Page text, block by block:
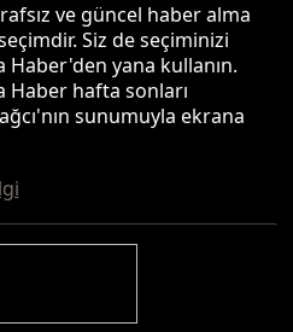
ve güncel haber alma
Siz de seçiminizi
Haber'den yana kullanın.
Haber hafta sonları
sunumuyla ekrana